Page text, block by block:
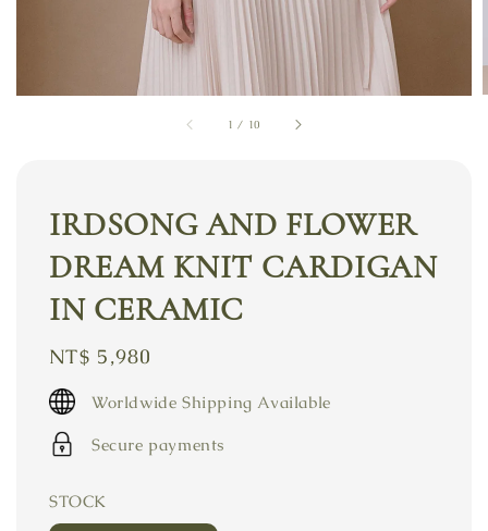
1 / 10
IRDSONG AND FLOWER
DREAM KNIT CARDIGAN
IN CERAMIC
Regular
price
NT$ 5,980
Worldwide Shipping Available
Secure payments
STOCK